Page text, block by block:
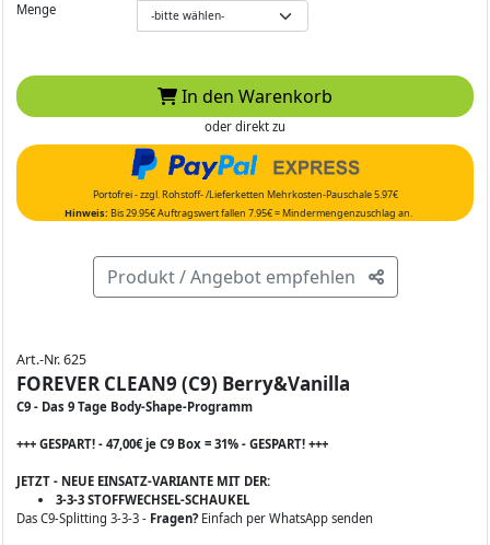
Menge
In den Warenkorb
oder direkt zu
Portofrei - zzgl. Rohstoff- /Lieferketten Mehrkosten-Pauschale 5.97€
Hinweis: Bis 29.95€ Auftragswert fallen 7.95€ = Mindermengenzuschlag an.
Produkt / Angebot empfehlen
Art.-Nr. 625
FOREVER CLEAN9 (C9) Berry&Vanilla
C9 - Das 9 Tage Body-Shape-Programm
+++ GESPART! - 47,00€ je C9 Box = 31% - GESPART! +++
JETZT - NEUE EINSATZ-VARIANTE MIT DER:
3-3-3 STOFFWECHSEL-SCHAUKEL
Das C9-Splitting 3-3-3 - Fragen? Einfach per WhatsApp senden